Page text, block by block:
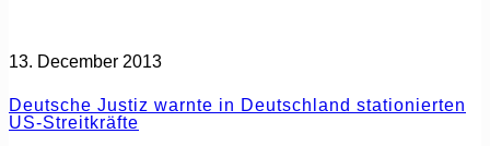
13. December 2013
Deutsche Justiz warnte in Deutschland stationierten
US-Streitkräfte